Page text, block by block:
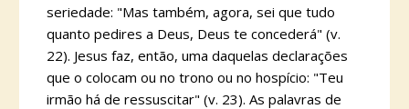
seriedade: "Mas também, agora, sei que tudo
quanto pedires a Deus, Deus te concederá" (v.
22). Jesus faz, então, uma daquelas declarações
que o colocam ou no trono ou no hospício: "Teu
irmão há de ressuscitar" (v. 23). As palavras de